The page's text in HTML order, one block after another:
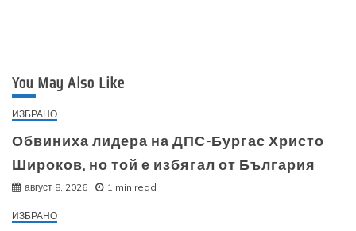
You May Also Like
ИЗБРАНО
Обвиниха лидера на ДПС-Бургас Христо
Широков, но той е избягал от България
август 8, 2026 1 min read
ИЗБРАНО